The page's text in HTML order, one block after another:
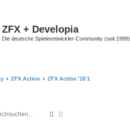
ZFX + Developia
Die deutsche Spieleentwickler-Community (seit 1999).
ZFX Action ZFX Action '26'1
Suche